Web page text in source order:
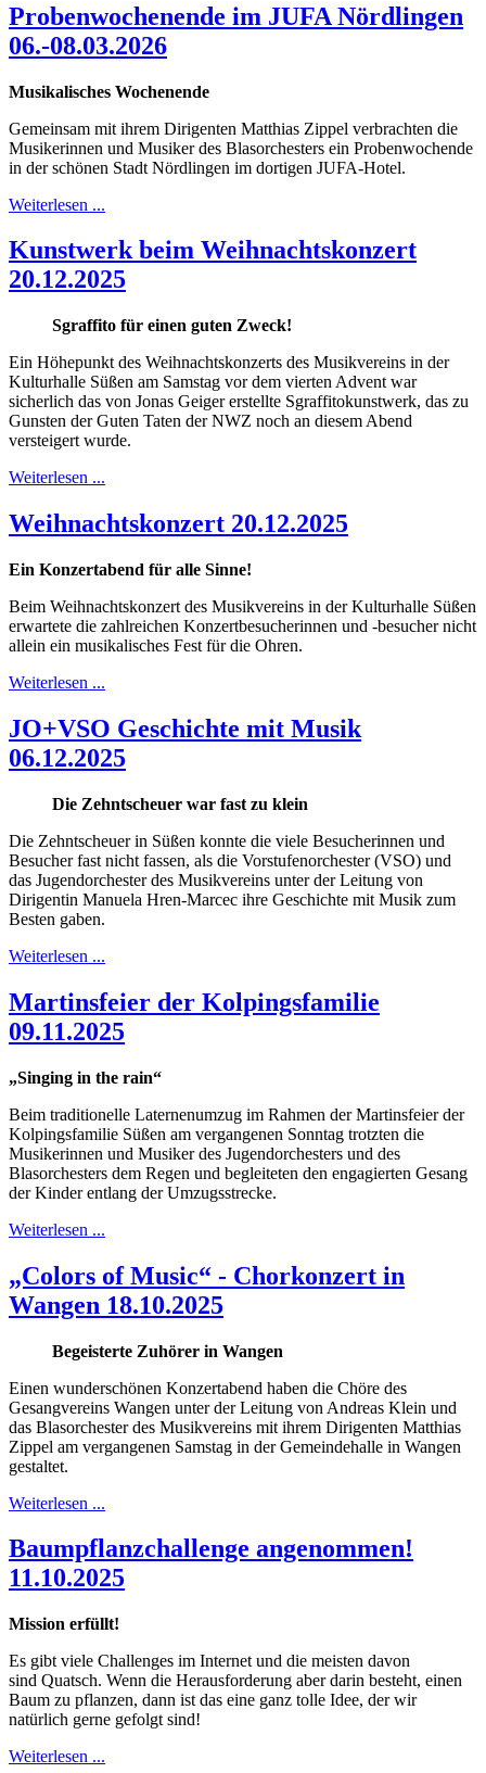
Probenwochenende im JUFA Nördlingen
06.-08.03.2026
Musikalisches Wochenende
Gemeinsam mit ihrem Dirigenten Matthias Zippel verbrachten die
Musikerinnen und Musiker des Blasorchesters ein Probenwochende
in der schönen Stadt Nördlingen im dortigen JUFA-Hotel.
Weiterlesen ...
Kunstwerk beim Weihnachtskonzert
20.12.2025
Sgraffito für einen guten Zweck!
Ein Höhepunkt des Weihnachtskonzerts des Musikvereins in der
Kulturhalle Süßen am Samstag vor dem vierten Advent war
sicherlich das von Jonas Geiger erstellte Sgraffitokunstwerk, das zu
Gunsten der Guten Taten der NWZ noch an diesem Abend
versteigert wurde.
Weiterlesen ...
Weihnachtskonzert 20.12.2025
Ein Konzertabend für alle Sinne!
Beim Weihnachtskonzert des Musikvereins in der Kulturhalle Süßen
erwartete die zahlreichen Konzertbesucherinnen und -besucher nicht
allein ein musikalisches Fest für die Ohren.
Weiterlesen ...
JO+VSO Geschichte mit Musik
06.12.2025
Die Zehntscheuer war fast zu klein
Die Zehntscheuer in Süßen konnte die viele Besucherinnen und
Besucher fast nicht fassen, als die Vorstufenorchester (VSO) und
das Jugendorchester des Musikvereins unter der Leitung von
Dirigentin Manuela Hren-Marcec ihre Geschichte mit Musik zum
Besten gaben.
Weiterlesen ...
Martinsfeier der Kolpingsfamilie
09.11.2025
„Singing in the rain“
Beim traditionelle Laternenumzug im Rahmen der Martinsfeier der
Kolpingsfamilie Süßen am vergangenen Sonntag trotzten die
Musikerinnen und Musiker des Jugendorchesters und des
Blasorchesters dem Regen und begleiteten den engagierten Gesang
der Kinder entlang der Umzugsstrecke.
Weiterlesen ...
„Colors of Music“ - Chorkonzert in
Wangen 18.10.2025
Begeisterte Zuhörer in Wangen
Einen wunderschönen Konzertabend haben die Chöre des
Gesangvereins Wangen unter der Leitung von Andreas Klein und
das Blasorchester des Musikvereins mit ihrem Dirigenten Matthias
Zippel am vergangenen Samstag in der Gemeindehalle in Wangen
gestaltet.
Weiterlesen ...
Baumpflanzchallenge angenommen!
11.10.2025
Mission erfüllt!
Es gibt viele Challenges im Internet und die meisten davon
sind Quatsch. Wenn die Herausforderung aber darin besteht, einen
Baum zu pflanzen, dann ist das eine ganz tolle Idee, der wir
natürlich gerne gefolgt sind!
Weiterlesen ...